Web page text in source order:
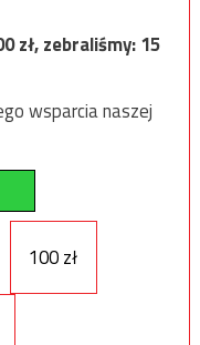
zł, zebraliśmy:15
wsparcia naszej
100 zł